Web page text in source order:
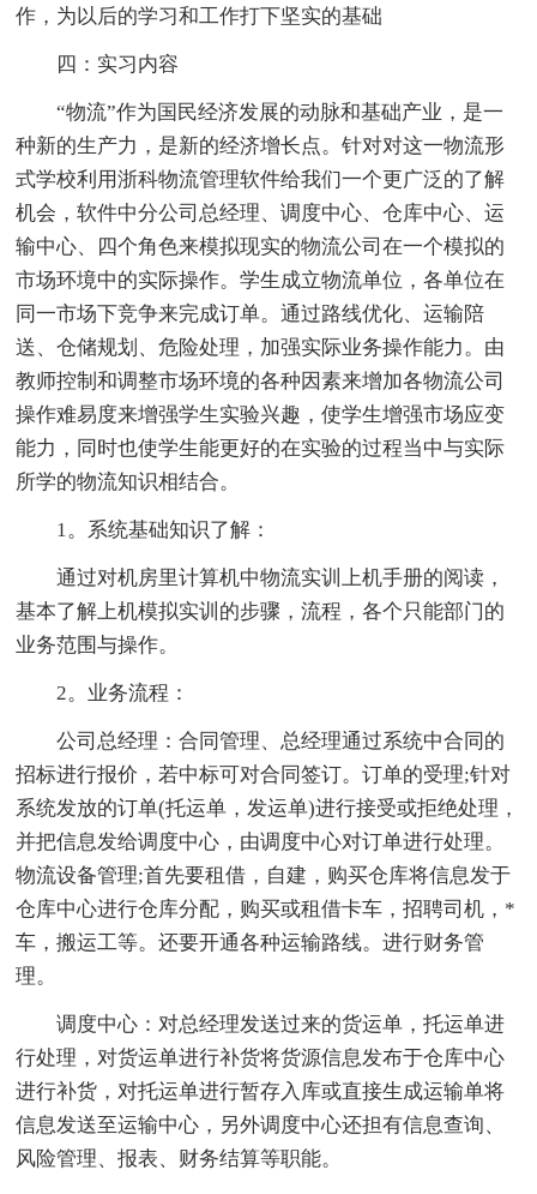
作，为以后的学习和工作打下坚实的基础
四：实习内容
“物流”作为国民经济发展的动脉和基础产业，是一
种新的生产力，是新的经济增长点。针对对这一物流形
式学校利用浙科物流管理软件给我们一个更广泛的了解
机会，软件中分公司总经理、调度中心、仓库中心、运
输中心、四个角色来模拟现实的物流公司在一个模拟的
市场环境中的实际操作。学生成立物流单位，各单位在
同一市场下竞争来完成订单。通过路线优化、运输陪
送、仓储规划、危险处理，加强实际业务操作能力。由
教师控制和调整市场环境的各种因素来增加各物流公司
操作难易度来增强学生实验兴趣，使学生增强市场应变
能力，同时也使学生能更好的在实验的过程当中与实际
所学的物流知识相结合。
1。系统基础知识了解：
通过对机房里计算机中物流实训上机手册的阅读，
基本了解上机模拟实训的步骤，流程，各个只能部门的
业务范围与操作。
2。业务流程：
公司总经理：合同管理、总经理通过系统中合同的
招标进行报价，若中标可对合同签订。订单的受理;针对
系统发放的订单(托运单，发运单)进行接受或拒绝处理，
并把信息发给调度中心，由调度中心对订单进行处理。
物流设备管理;首先要租借，自建，购买仓库将信息发于
仓库中心进行仓库分配，购买或租借卡车，招聘司机，*
车，搬运工等。还要开通各种运输路线。进行财务管
理。
调度中心：对总经理发送过来的货运单，托运单进
行处理，对货运单进行补货将货源信息发布于仓库中心
进行补货，对托运单进行暂存入库或直接生成运输单将
信息发送至运输中心，另外调度中心还担有信息查询、
风险管理、报表、财务结算等职能。